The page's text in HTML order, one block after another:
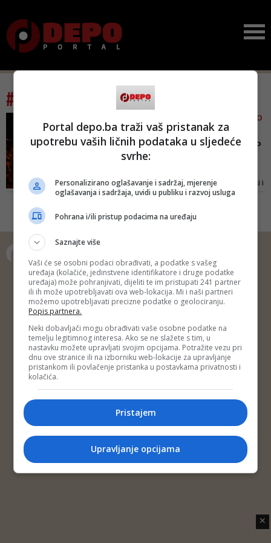
#tag: vlatko glavaš
NA SKUPU DF-A U ZENICI OKO
2.000 SIMPATIZERA
Komšić: Ponosan sam što
Svi smo mi Bosanci i Hercegovci i
moramo zajedno živjeti, poručio
Copyright © 2014 Depo Portal
Impressum
Kontakt Marketing
Privatnost korisnika
O nama
✕
Portal depo.ba traži vaš pristanak za
upotrebu vaših ličnih podataka u sljedeće
svrhe:
Personalizirano oglašavanje i sadržaj, mjerenje
oglašavanja i sadržaja, uvidi u publiku i razvoj usluga
Pohrana i/ili pristup podacima na uređaju
Saznajte više
Vaši će se osobni podaci obrađivati, a podatke s vašeg
uređaja (kolačiće, jedinstvene identifikatore i druge podatke
uređaja) može pohranjivati, dijeliti te im pristupati 241 partner
ili ih može upotrebljavati ova web-lokacija. Mi i naši partneri
možemo upotrebljavati precizne podatke o geolociranju.
Popis partnera.
Neki dobavljači mogu obrađivati vaše osobne podatke na
temelju legitimnog interesa. Ako se ne slažete s tim, u
nastavku možete upravljati svojim opcijama. Potražite vezu pri
dnu ove stranice ili na izborniku web-lokacije za upravljanje
pristankom ili povlačenje pristanka u postavkama privatnosti i
kolačića.
Pristajem
Upravljanje opcijama